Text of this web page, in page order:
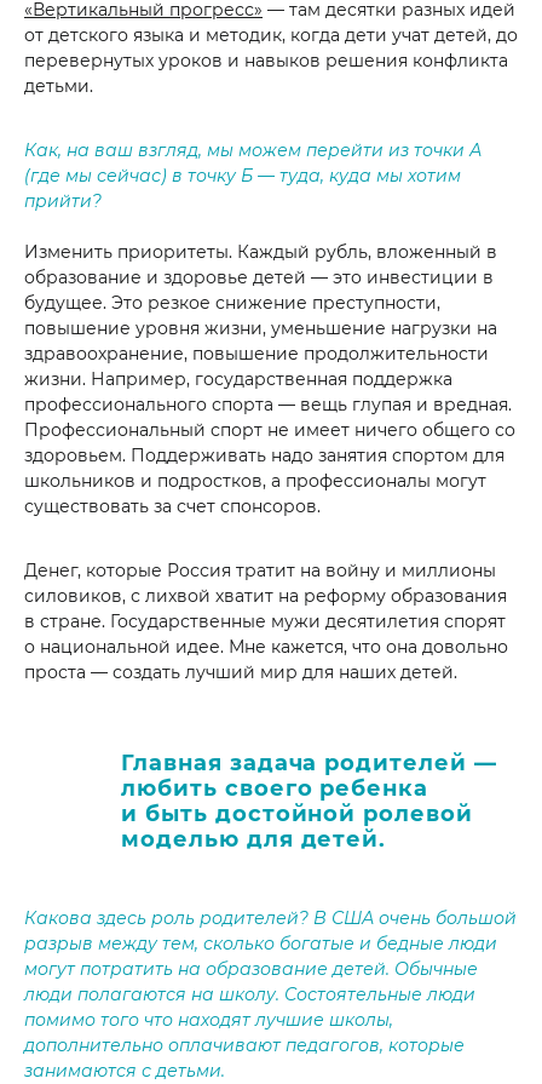
«Вертикальный прогресс» — там десятки разных идей
от детского языка и методик, когда дети учат детей, до
перевернутых уроков и навыков решения конфликта
детьми.
Как, на ваш взгляд, мы можем перейти из точки А
(где мы сейчас) в точку Б — туда, куда мы хотим
прийти?
Изменить приоритеты. Каждый рубль, вложенный в
образование и здоровье детей — это инвестиции в
будущее. Это резкое снижение преступности,
повышение уровня жизни, уменьшение нагрузки на
здравоохранение, повышение продолжительности
жизни. Например, государственная поддержка
профессионального спорта — вещь глупая и вредная.
Профессиональный спорт не имеет ничего общего со
здоровьем. Поддерживать надо занятия спортом для
школьников и подростков, а профессионалы могут
существовать за счет спонсоров.
Денег, которые Россия тратит на войну и миллионы
силовиков, с лихвой хватит на реформу образования
в стране. Государственные мужи десятилетия спорят
о национальной идее. Мне кажется, что она довольно
проста — создать лучший мир для наших детей.
Главная задача родителей —
любить своего ребенка
и быть достойной ролевой
моделью для детей.
Какова здесь роль родителей? В США очень большой
разрыв между тем, сколько богатые и бедные люди
могут потратить на образование детей. Обычные
люди полагаются на школу. Состоятельные люди
помимо того что находят лучшие школы,
дополнительно оплачивают педагогов, которые
занимаются с детьми.